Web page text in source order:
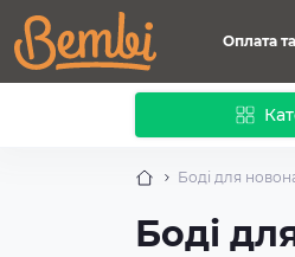
Оплата
Боді для
Боді